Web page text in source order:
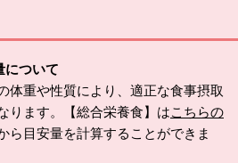
について
体重や性質により、適正な食事摂取
ります。【総合栄養食】はこちらの
ら目安量を計算することができま